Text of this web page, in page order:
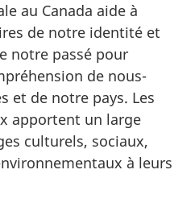
au Canada aide à
de notre identité et
notre passé pour
de nous-
et de notre pays. Les
apportent un large
culturels, sociaux,
à leurs